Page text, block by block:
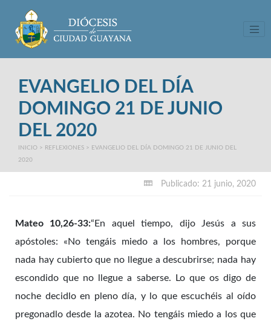
EVANGELIO DEL DÍA
DOMINGO 21 DE JUNIO
DEL 2020
INICIO > REFLEXIONES > EVANGELIO DEL DÍA DOMINGO 21 DE JUNIO DEL
2020
Publicado: 21 junio, 2020
Mateo 10,26-33:“ En aquel tiempo, dijo Jesús a sus
apóstoles: «No tengáis miedo a los hombres, porque
nada hay cubierto que no llegue a descubrirse; nada hay
escondido que no llegue a saberse. Lo que os digo de
noche decidlo en pleno día, y lo que escuchéis al oído
pregonadlo desde la azotea. No tengáis miedo a los que